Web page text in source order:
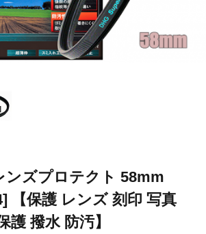
ンズプロテクト 58mm
【保護 レンズ 刻印 写真
護 撥水 防汚】